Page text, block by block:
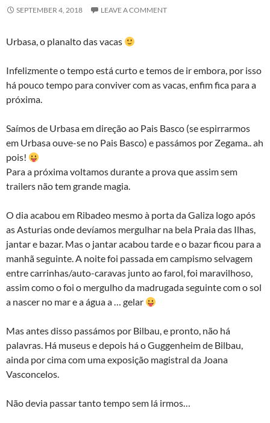
SEPTEMBER 4, 2018 LEAVE A COMMENT
Urbasa, o planalto das vacas
Infelizmente o tempo está curto e temos de ir embora, por isso
há pouco tempo para conviver com as vacas, enfim fica para a
próxima.
Saímos de Urbasa em direção ao Pais Basco (se espirrarmos
em Urbasa ouve-se no Pais Basco) e passámos por Zegama.. ah
pois!
Para a próxima voltamos durante a prova que assim sem
trailers não tem grande magia.
O dia acabou em Ribadeo mesmo à porta da Galiza logo após
as Asturias onde devíamos mergulhar na bela Praia das Ilhas,
jantar e bazar. Mas o jantar acabou tarde e o bazar ficou para a
manhã seguinte. A noite foi passada em campismo selvagem
entre carrinhas/auto-caravas junto ao farol, foi maravilhoso,
assim como o foi o mergulho da madrugada seguinte com o sol
a nascer no mar e a água a … gelar
Mas antes disso passámos por Bilbau, e pronto, não há
palavras. Há museus e depois há o Guggenheim de Bilbau,
ainda por cima com uma exposição magistral da Joana
Vasconcelos.
Não devia passar tanto tempo sem lá irmos…